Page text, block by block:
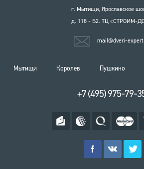
г. Мытищи, Ярославское
д. 118 - Б2. ТЦ «СТРОИМ-
mail@dveri-
Мытищи Королев Пушкино
+7 (495) 975-79-